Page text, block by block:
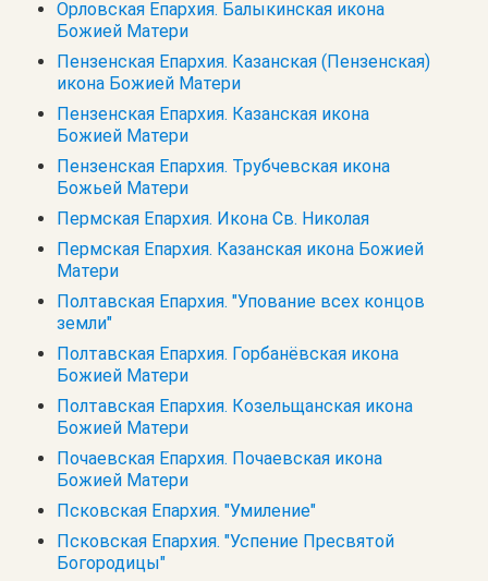
Орловская Епархия. Балыкинская икона
Божией Матери
Пензенская Епархия. Казанская (Пензенская)
икона Божией Матери
Пензенская Епархия. Казанская икона
Божией Матери
Пензенская Епархия. Трубчевская икона
Божьей Матери
Пермская Епархия. Икона Св. Николая
Пермская Епархия. Казанская икона Божией
Матери
Полтавская Епархия. "Упование всех концов
земли"
Полтавская Епархия. Горбанёвская икона
Божией Матери
Полтавская Епархия. Козельщанская икона
Божией Матери
Почаевская Епархия. Почаевская икона
Божией Матери
Псковская Епархия. "Умиление"
Псковская Епархия. "Успение Пресвятой
Богородицы"